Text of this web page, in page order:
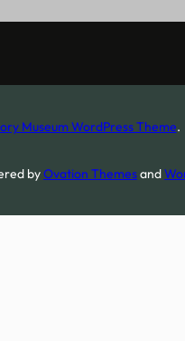
Museum WordPress Theme.
byOvation Themesand